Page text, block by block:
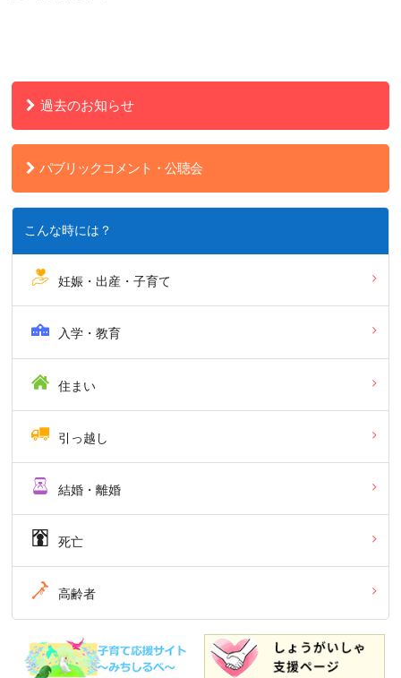
過去のお知らせ
パブリックコメント・公聴会
こんな時には？
妊娠・出産・子育て
入学・教育
住まい
引っ越し
結婚・離婚
死亡
高齢者